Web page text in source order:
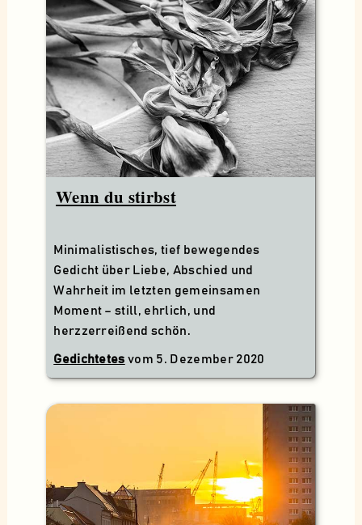
Wenn du stirbst
Minimalistisches, tief bewegendes
Gedicht über Liebe, Abschied und
Wahrheit im letzten gemeinsamen
Moment – still, ehrlich, und
herzzerreißend schön.
Gedichtetes vom 5. Dezember 2020